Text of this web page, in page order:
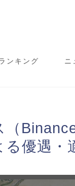
ンキング ニ
る優遇・